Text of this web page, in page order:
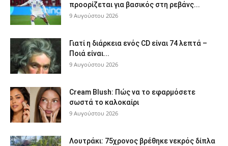
προορίζεται για βασικός στη ρεβάνς...
9 Αυγούστου 2026
Γιατί η διάρκεια ενός CD είναι 74 λεπτά –
Ποιά είναι...
9 Αυγούστου 2026
Cream Blush: Πώς να το εφαρμόσετε
σωστά το καλοκαίρι
9 Αυγούστου 2026
Λουτράκι: 75χρονος βρέθηκε νεκρός δίπλα